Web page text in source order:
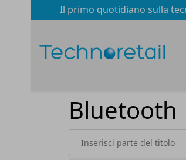
Il primo quotidiano sulla
Bluetooth
Inserisci parte del titolo